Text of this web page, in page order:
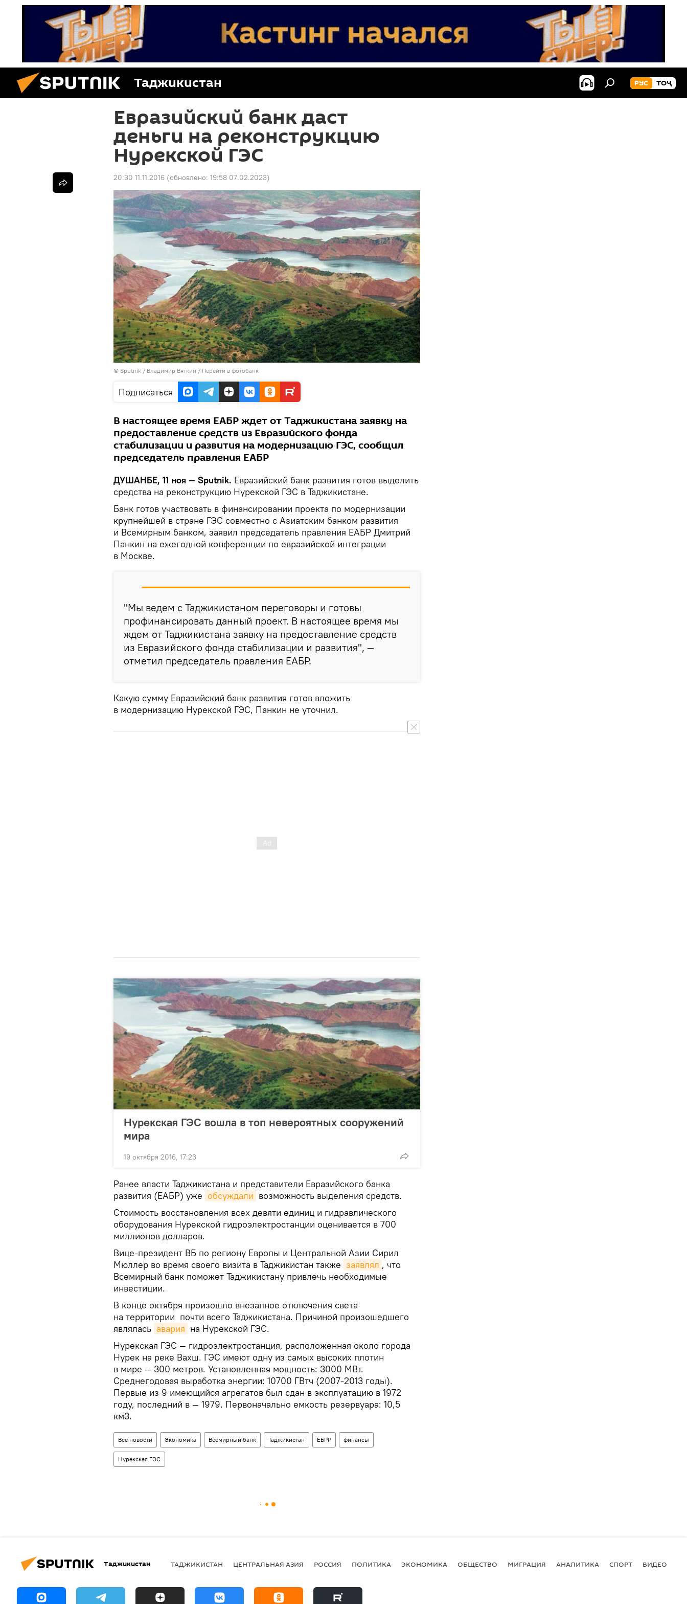
Таджикистан РУС ТОҶ
Евразийский банк даст
деньги на реконструкцию
Нурекской ГЭС
20:30 11.11.2016 (обновлено: 19:58 07.02.2023)
© Sputnik / Владимир Вяткин / Перейти в фотобанк
Подписаться
В настоящее время ЕАБР ждет от Таджикистана заявку на
предоставление средств из Евразийского фонда
стабилизации и развития на модернизацию ГЭС, сообщил
председатель правления ЕАБР
ДУШАНБЕ, 11 ноя — Sputnik. Евразийский банк развития готов выделить
средства на реконструкцию Нурекской ГЭС в Таджикистане.
Банк готов участвовать в финансировании проекта по модернизации
крупнейшей в стране ГЭС совместно с Азиатским банком развития
и Всемирным банком, заявил председатель правления ЕАБР Дмитрий
Панкин на ежегодной конференции по евразийской интеграции
в Москве.
"Мы ведем с Таджикистаном переговоры и готовы
профинансировать данный проект. В настоящее время мы
ждем от Таджикистана заявку на предоставление средств
из Евразийского фонда стабилизации и развития", —
отметил председатель правления ЕАБР.
Какую сумму Евразийский банк развития готов вложить
в модернизацию Нурекской ГЭС, Панкин не уточнил.
Нурекская ГЭС вошла в топ невероятных сооружений
мира
19 октября 2016, 17:23
Ранее власти Таджикистана и представители Евразийского банка
развития (ЕАБР) уже обсуждали возможность выделения средств.
Стоимость восстановления всех девяти единиц и гидравлического
оборудования Нурекской гидроэлектростанции оценивается в 700
миллионов долларов.
Вице-президент ВБ по региону Европы и Центральной Азии Сирил
Мюллер во время своего визита в Таджикистан также заявлял , что
Всемирный банк поможет Таджикистану привлечь необходимые
инвестиции.
В конце октября произошло внезапное отключения света
на территории почти всего Таджикистана. Причиной произошедшего
являлась авария на Нурекской ГЭС.
Нурекская ГЭС — гидроэлектростанция, расположенная около города
Нурек на реке Вахш. ГЭС имеют одну из самых высоких плотин
в мире — 300 метров. Установленная мощность: 3000 МВт.
Среднегодовая выработка энергии: 10700 ГВтч (2007-2013 годы).
Первые из 9 имеющийся агрегатов был сдан в эксплуатацию в 1972
году, последний в — 1979. Первоначально емкость резервуара: 10,5
км3.
Все новости Экономика Всемирный банк Таджикистан ЕБРР финансы
Нурекская ГЭС
Таджикистан ТАДЖИКИСТАН ЦЕНТРАЛЬНАЯ АЗИЯ РОССИЯ ПОЛИТИКА ЭКОНОМИКА ОБЩЕСТВО МИГРАЦИЯ АНАЛИТИКА СПОРТ ВИДЕО